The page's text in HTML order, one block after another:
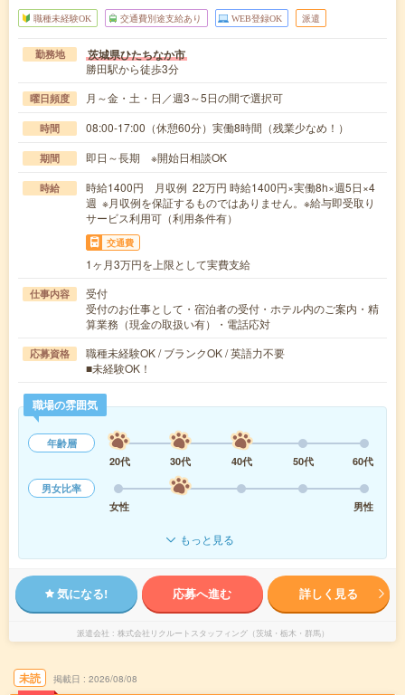
職種未経験OK 交通費別途支給あり WEB登録OK 派遣
勤務地 茨城県ひたちなか市
勝田駅から徒歩3分
曜日頻度 月～金・土・日／週3～5日の間で選択可
時間 08:00-17:00（休憩60分）実働8時間（残業少なめ！）
期間 即日～長期 ※開始日相談OK
時給
時給1400円 月収例 22万円 時給1400円×実働8h×週5日×4
週 ※月収例を保証するものではありません。※給与即受取り
サービス利用可（利用条件有）
交通費
1ヶ月3万円を上限として実費支給
仕事内容
受付
受付のお仕事として・宿泊者の受付・ホテル内のご案内・精
算業務（現金の取扱い有）・電話応対
応募資格
職種未経験OK / ブランクOK / 英語力不要
■未経験OK！
職場の雰囲気
年齢層
20代
30代 40代 50代
60代
男女比率
女性
男性
もっと見る
気になる! 応募へ進む 詳しく見る
派遣会社 株式会社リクルートスタッフィング（茨城・栃木・群馬）
未読 掲載日 2026/08/08